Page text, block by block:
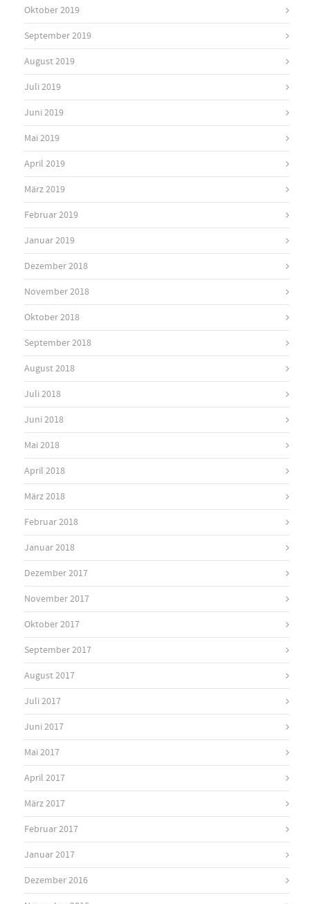
Oktober 2019
September 2019
August 2019
Juli 2019
Juni 2019
Mai 2019
April 2019
März 2019
Februar 2019
Januar 2019
Dezember 2018
November 2018
Oktober 2018
September 2018
August 2018
Juli 2018
Juni 2018
Mai 2018
April 2018
März 2018
Februar 2018
Januar 2018
Dezember 2017
November 2017
Oktober 2017
September 2017
August 2017
Juli 2017
Juni 2017
Mai 2017
April 2017
März 2017
Februar 2017
Januar 2017
Dezember 2016